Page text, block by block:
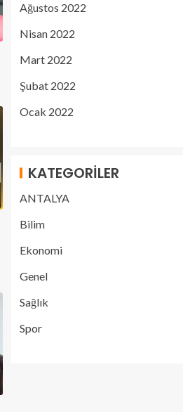
Ağustos 2022
Nisan 2022
Mart 2022
Şubat 2022
Ocak 2022
KATEGORILER
ANTALYA
Bilim
Ekonomi
Genel
Sağlık
Spor